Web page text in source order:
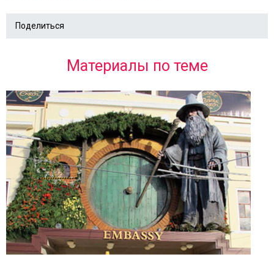
Поделиться
Материалы по теме